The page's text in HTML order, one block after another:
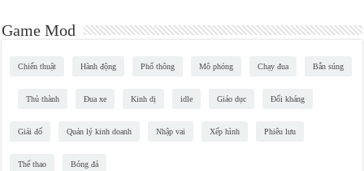
Game Mod
Chiến thuật Hành động Phổ thông Mô phỏng Chạy đua Bắn súng
Thủ thành Đua xe Kinh dị idle Giáo dục Đối kháng
Giải đố Quản lý kinh doanh Nhập vai Xếp hình Phiêu lưu
Thể thao Bóng đá